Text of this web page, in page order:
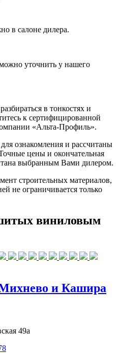
в салоне дилера.
уточнить у нашего
в тонкостях и
к сертифицированной
«Альта-Профиль».
ознакомления и рассчитаны
цены и окончательная
выбранным Вами дилером.
строительных материалов,
не ограничивается только
виниловым
и Кашира
49а